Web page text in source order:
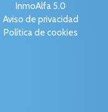
InmoAlfa 5.0
Aviso de privacidad
Política de cookies